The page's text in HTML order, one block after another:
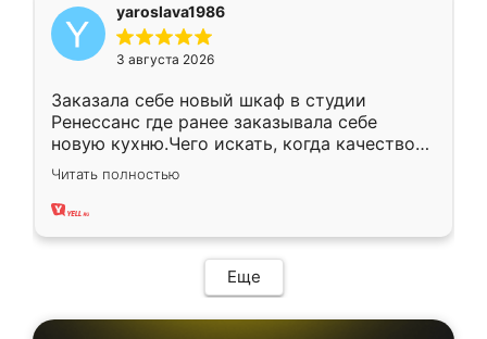
yaroslava1986
3 августа 2026
Заказала себе новый шкаф в студии
Ренессанс где ранее заказывала себе
новую кухню.Чего искать, когда качеством
вполне довольна. Служит кухня уже почти
два года, нареканий нет.
Читать полностью
Еще